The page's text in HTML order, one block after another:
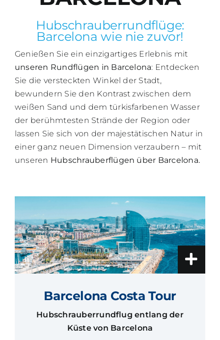
Hubschrauberrundflüge:
Barcelona wie nie zuvor!
Genießen Sie ein einzigartiges Erlebnis mit
unseren Rundflügen in Barcelona: Entdecken
Sie die versteckten Winkel der Stadt,
bewundern Sie den Kontrast zwischen dem
weißen Sand und dem türkisfarbenen Wasser
der berühmtesten Strände der Region oder
lassen Sie sich von der majestätischen Natur in
einer ganz neuen Dimension verzaubern – mit
unseren Hubschrauberflügen über Barcelona.
Barcelona Costa Tour
Hubschrauberrundflug entlang der
Küste von Barcelona